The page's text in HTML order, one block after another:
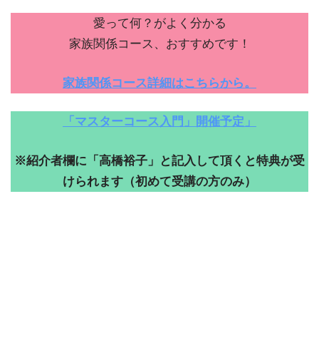
愛って何？がよく分かる
家族関係コース、おすすめです！
家族関係コース詳細はこちらから。
「マスターコース入門」開催予定」
※紹介者欄に「高橋裕子」と記入して頂くと特典が受
けられます（初めて受講の方のみ）